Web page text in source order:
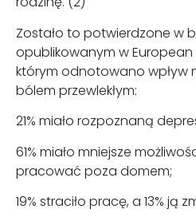
Zostało to potwierdzone w
opublikowanym w
którym odnotowano wpływ
bólem przewlekłym:
21% miało rozpoznaną
61% miało mniejsze
pracować poza domem;
19% straciło pracę, a 13% ją